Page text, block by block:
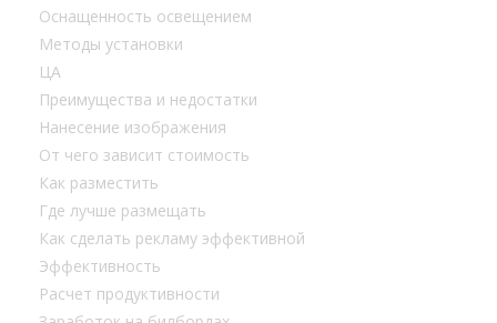
Оснащенность освещением
Методы установки
ЦА
Преимущества и недостатки
Нанесение изображения
От чего зависит стоимость
Как разместить
Где лучше размещать
Как сделать рекламу эффективной
Эффективность
Расчет продуктивности